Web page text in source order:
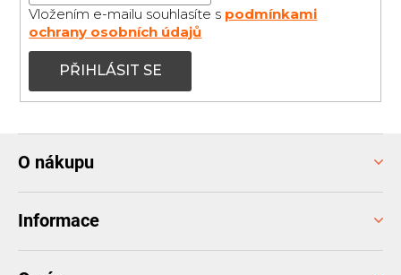
Vložením e-mailu souhlasíte s podmínkami
ochrany osobních údajů
PŘIHLÁSIT SE
O nákupu
Informace